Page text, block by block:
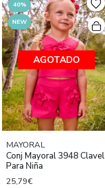
40%
NEW
AGOTADO
MAYORAL
Conj Mayoral 3948 Clavel
Para Niña
25,79€